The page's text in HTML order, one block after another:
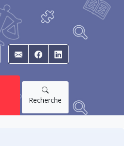
E-mail Facebook
Recherche